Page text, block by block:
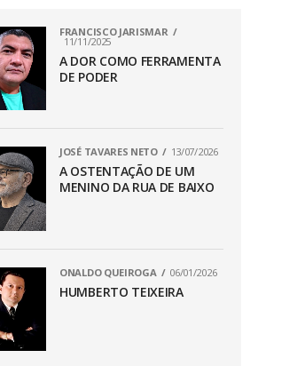
FRANCISCO JARISMAR
11/11/2025
A DOR COMO FERRAMENTA
DE PODER
JOSÉ TAVARES NETO 13/07/2026
A OSTENTAÇÃO DE UM
MENINO DA RUA DE BAIXO
ONALDO QUEIROGA 06/01/2026
HUMBERTO TEIXEIRA